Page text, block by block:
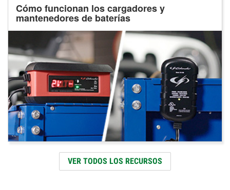
Cómo funcionan los cargadores y
mantenedores de baterías
VER TODOS LOS RECURSOS